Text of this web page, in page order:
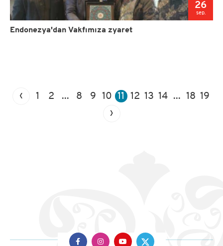
26
sep.
Endonezya'dan Vakfımıza zyaret
‹ 1 2 ... 8 9 10 11 12 13 14 ... 18 19
›